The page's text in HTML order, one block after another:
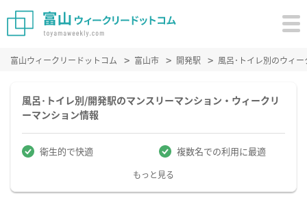
富山ウィークリードットコム 富山市 開発駅 風呂･トイレ別のウィ
風呂･トイレ別/開発駅のマンスリーマンション・ウィークリ
ーマンション情報
衛生的で快適 複数名での利用に最適
もっと見る